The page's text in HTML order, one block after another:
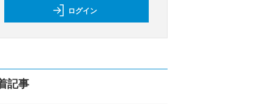
ログイン
記事